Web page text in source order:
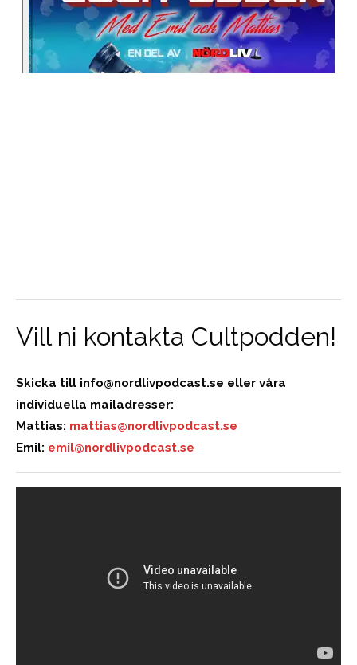
Vill ni kontakta Cultpodden!
Skicka till info@nordlivpodcast.se eller våra
individuella mailadresser:
Mattias: mattias@nordlivpodcast.se
Emil: emil@nordlivpodcast.se